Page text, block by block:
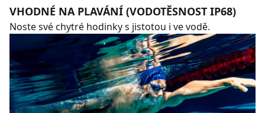
VHODNÉ NA PLAVÁNÍ (VODOTĚSNOST IP68)
Noste své chytré hodinky s jistotou i ve vodě.